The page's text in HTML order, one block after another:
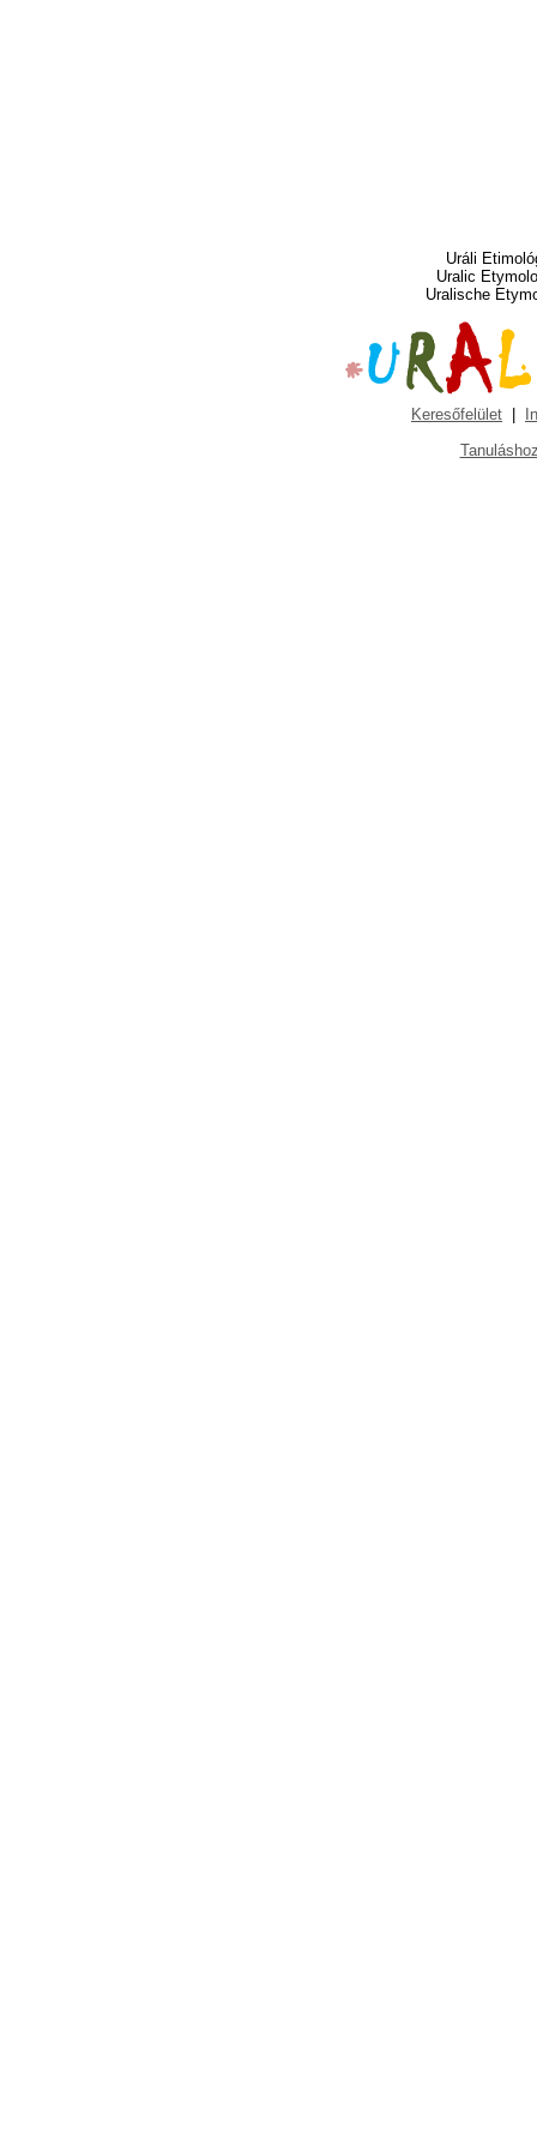
Uráli
Uralic
Uralische
Keresőfelület